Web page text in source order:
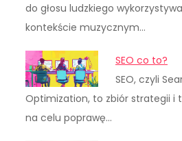
do głosu ludzkiego
kontekście muzycznym…
SEO co to?
SEO, czyli
Optimization, to zbiór strategii i
na celu poprawę…